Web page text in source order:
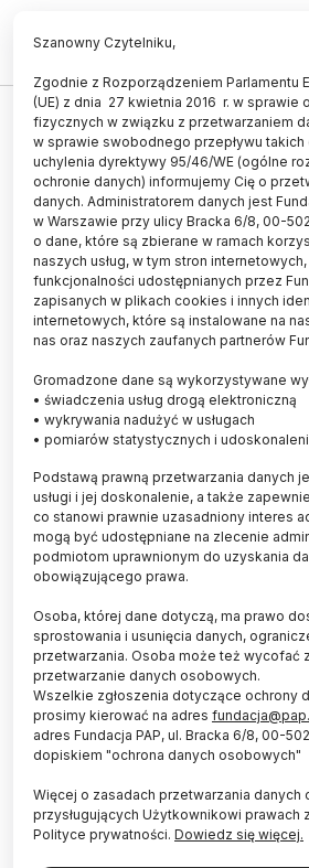
ZDROWIE
Eksperci:
leczenia
raka płuca dzięki
terapiom
14.06.2026
aktualizacja: 14.06.2026
4 minuty czytania
Fot. Adobe Stock
Nowe generacje leków
zwiększają skuteczność
niedrobnokomórkowego raka
specyficznymi zmianami
dla PAP eksperci na podstawie
doniesień naukowych
kongresie ASCO w Chicago.
Szanowny Czytelniku,
Zgodnie z Rozporządzeniem Parlamentu
(UE) z dnia 27 kwietnia 2016 r. w sprawie
fizycznych w związku z przetwarzaniem
w sprawie swobodnego przepływu takich
uchylenia dyrektywy 95/46/WE (ogólne
ochronie danych) informujemy Cię o
danych. Administratorem danych jest
w Warszawie przy ulicy Bracka 6/8, 00-
o dane, które są zbierane w ramach
naszych usług, w tym stron
funkcjonalności udostępnianych przez
zapisanych w plikach cookies i innych
internetowych, które są instalowane na
nas oraz naszych zaufanych partnerów
Gromadzone dane są wykorzystywane
• świadczenia usług drogą elektroniczną
• wykrywania nadużyć w usługach
• pomiarów statystycznych i
Podstawą prawną przetwarzania danych
usługi i jej doskonalenie, a także
co stanowi prawnie uzasadniony interes
mogą być udostępniane na zlecenie
podmiotom uprawnionym do uzyskania
obowiązującego prawa.
Osoba, której dane dotyczą, ma prawo
sprostowania i usunięcia danych,
przetwarzania. Osoba może też wycofać
przetwarzanie danych osobowych.
Wszelkie zgłoszenia dotyczące ochrony
prosimy kierować na adres
adres Fundacja PAP, ul. Bracka 6/8, 00-
dopiskiem "ochrona danych osobowych"
Więcej o zasadach przetwarzania danych
przysługujących Użytkownikowi prawach
Polityce prywatności. Dowiedz się więcej.